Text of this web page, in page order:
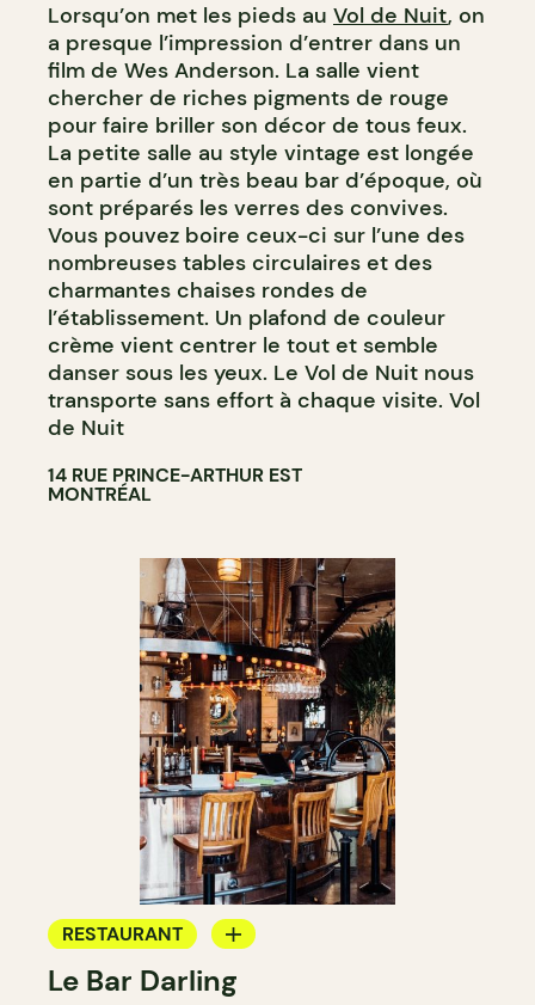
Lorsqu’on met les pieds au Vol de Nuit, on
a presque l’impression d’entrer dans un
film de Wes Anderson. La salle vient
chercher de riches pigments de rouge
pour faire briller son décor de tous feux.
La petite salle au style vintage est longée
en partie d’un très beau bar d’époque, où
sont préparés les verres des convives.
Vous pouvez boire ceux-ci sur l’une des
nombreuses tables circulaires et des
charmantes chaises rondes de
l’établissement. Un plafond de couleur
crème vient centrer le tout et semble
danser sous les yeux. Le Vol de Nuit nous
transporte sans effort à chaque visite. Vol
de Nuit
14 RUE PRINCE-ARTHUR EST
MONTRÉAL
RESTAURANT
CAFÉ
Le Bar Darling